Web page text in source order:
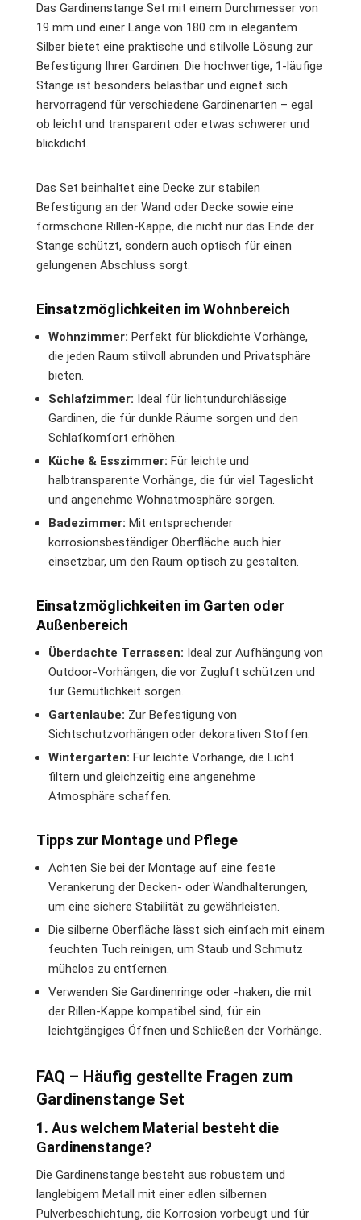
Das Gardinenstange Set mit einem Durchmesser von
19 mm und einer Länge von 180 cm in elegantem
Silber bietet eine praktische und stilvolle Lösung zur
Befestigung Ihrer Gardinen. Die hochwertige, 1-läufige
Stange ist besonders belastbar und eignet sich
hervorragend für verschiedene Gardinenarten – egal
ob leicht und transparent oder etwas schwerer und
blickdicht.
Das Set beinhaltet eine Decke zur stabilen
Befestigung an der Wand oder Decke sowie eine
formschöne Rillen-Kappe, die nicht nur das Ende der
Stange schützt, sondern auch optisch für einen
gelungenen Abschluss sorgt.
Einsatzmöglichkeiten im Wohnbereich
Wohnzimmer: Perfekt für blickdichte Vorhänge,
die jeden Raum stilvoll abrunden und Privatsphäre
bieten.
Schlafzimmer: Ideal für lichtundurchlässige
Gardinen, die für dunkle Räume sorgen und den
Schlafkomfort erhöhen.
Küche & Esszimmer: Für leichte und
halbtransparente Vorhänge, die für viel Tageslicht
und angenehme Wohnatmosphäre sorgen.
Badezimmer: Mit entsprechender
korrosionsbeständiger Oberfläche auch hier
einsetzbar, um den Raum optisch zu gestalten.
Einsatzmöglichkeiten im Garten oder
Außenbereich
Überdachte Terrassen: Ideal zur Aufhängung von
Outdoor-Vorhängen, die vor Zugluft schützen und
für Gemütlichkeit sorgen.
Gartenlaube: Zur Befestigung von
Sichtschutzvorhängen oder dekorativen Stoffen.
Wintergarten: Für leichte Vorhänge, die Licht
filtern und gleichzeitig eine angenehme
Atmosphäre schaffen.
Tipps zur Montage und Pflege
Achten Sie bei der Montage auf eine feste
Verankerung der Decken- oder Wandhalterungen,
um eine sichere Stabilität zu gewährleisten.
Die silberne Oberfläche lässt sich einfach mit einem
feuchten Tuch reinigen, um Staub und Schmutz
mühelos zu entfernen.
Verwenden Sie Gardinenringe oder -haken, die mit
der Rillen-Kappe kompatibel sind, für ein
leichtgängiges Öffnen und Schließen der Vorhänge.
FAQ – Häufig gestellte Fragen zum
Gardinenstange Set
1. Aus welchem Material besteht die
Gardinenstange?
Die Gardinenstange besteht aus robustem und
langlebigem Metall mit einer edlen silbernen
Pulverbeschichtung, die Korrosion vorbeugt und für